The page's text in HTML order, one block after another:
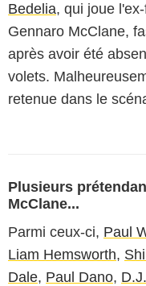
Bedelia, qui joue
Gennaro McClane,
après avoir été
volets.
retenue dans le
Plusieurs
McClane...
Parmi ceux-ci, Paul
Liam Hemsworth,
Dale, Paul Dano,